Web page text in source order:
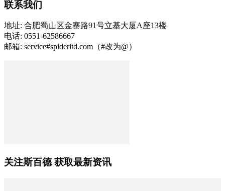
联系我们
地址: 合肥蜀山区金寨路91号立基大厦A座13楼
电话: 0551-62586667
邮箱: service#spiderltd.com（#改为@）
关注斯百德 获取最新资讯